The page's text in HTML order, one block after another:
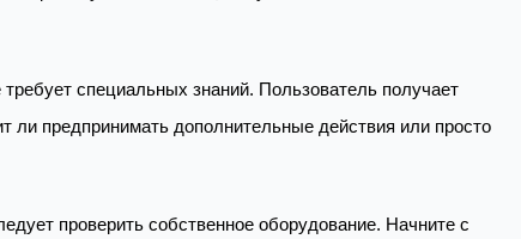
специальных знаний. Пользователь получает
ли предпринимать дополнительные действия или просто
проверить собственное оборудование. Начните с